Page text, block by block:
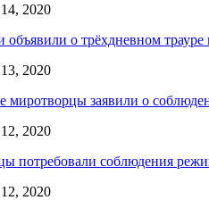
2020
о трёхдневном
2020
миротворцы заявили о
2020
потребовали соблюдения
2020